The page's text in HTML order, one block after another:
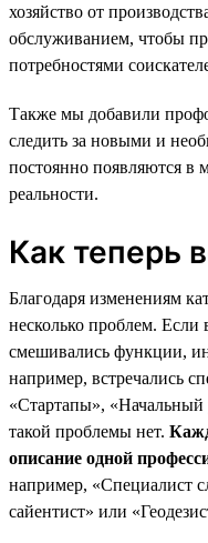
хозяйство от
обслуживанием, чтобы
потребностями
Также мы добавили
следить за новыми и
постоянно появляются в
реальности.
Как теперь
Благодаря изменениям
несколько проблем.
смешивались функции,
например, встречались
«Стартапы»,
такой проблемы нет.
описание одной
например, «Специалист
сайентист» или